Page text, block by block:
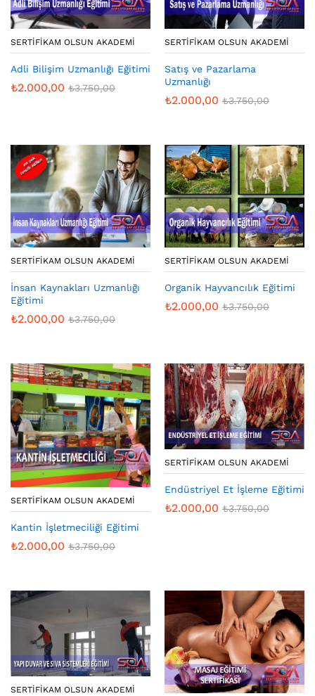
SERTIFIKAM OLSUN AKADEMI
Adli Bilişim Uzmanlığı Eğitimi
₺2.000,00 ₺3.750,00
SERTIFIKAM OLSUN AKADEMI
Satış ve Pazarlama
Uzmanlığı
₺2.000,00 ₺3.750,00
SERTIFIKAM OLSUN AKADEMI
İnsan Kaynakları Uzmanlığı
Eğitimi
₺2.000,00 ₺3.750,00
SERTIFIKAM OLSUN AKADEMI
Organik Hayvancılık Eğitimi
₺2.000,00 ₺3.750,00
SERTIFIKAM OLSUN AKADEMI
Kantin İşletmeciliği Eğitimi
₺2.000,00 ₺3.750,00
SERTIFIKAM OLSUN AKADEMI
Endüstriyel Et İşleme Eğitimi
₺2.000,00 ₺3.750,00
SERTIFIKAM OLSUN AKADEMI